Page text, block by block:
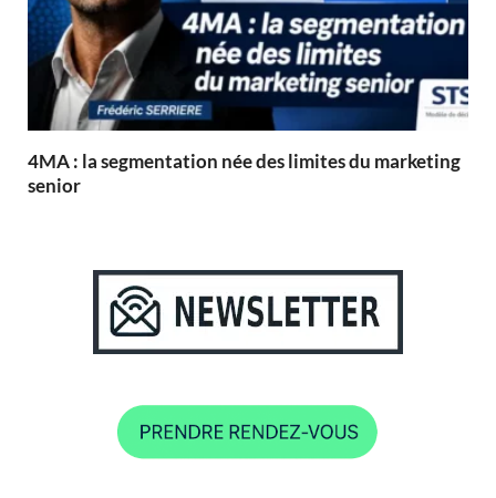
4MA : la segmentation née des limites du marketing
senior